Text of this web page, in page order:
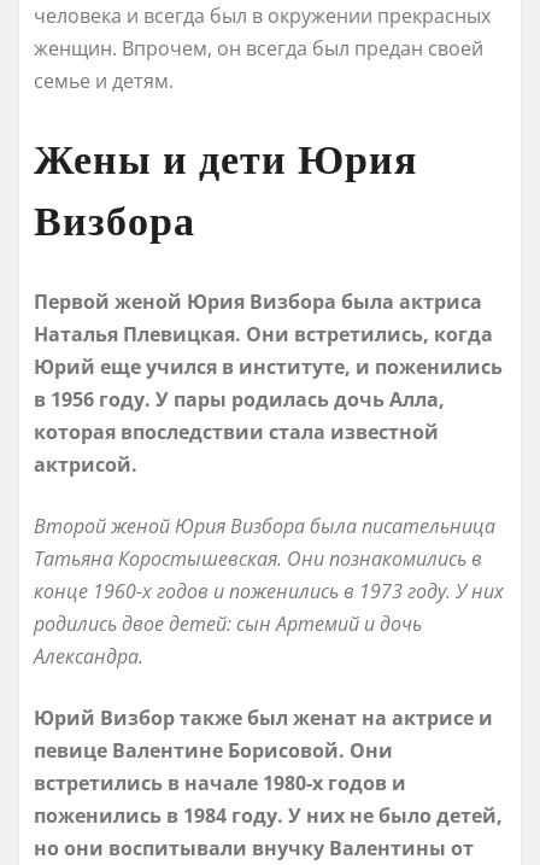
человека и всегда был в окружении прекрасных
женщин. Впрочем, он всегда был предан своей
семье и детям.
Жены и дети Юрия
Визбора
Первой женой Юрия Визбора была актриса
Наталья Плевицкая. Они встретились, когда
Юрий еще учился в институте, и поженились
в 1956 году. У пары родилась дочь Алла,
которая впоследствии стала известной
актрисой.
Второй женой Юрия Визбора была писательница
Татьяна Коростышевская. Они познакомились в
конце 1960-х годов и поженились в 1973 году. У них
родились двое детей: сын Артемий и дочь
Александра.
Юрий Визбор также был женат на актрисе и
певице Валентине Борисовой. Они
встретились в начале 1980-х годов и
поженились в 1984 году. У них не было детей,
но они воспитывали внучку Валентины от